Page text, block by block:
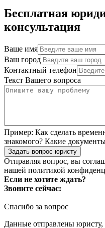
Бесплатная
консультация
Ваше имя
Ваш город
Контактный телефон
Текст Вашего вопроса
Пример: Как сделать
знакомого? Какие
Задать вопрос юристу
Отправляя вопрос, вы
нашей политикой
Если не хотите ждать?
Звоните сейчас:
Спасибо за вопрос
Данные отправлены юристу,